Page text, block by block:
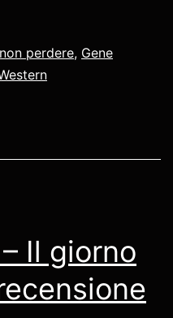
perdere, Gene
Il giorno